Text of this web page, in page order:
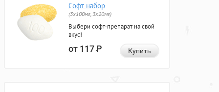
Софт набор
(3x100мг, 3x20мг)
Выбери софт-препарат на свой
вкус!
от 117Р Купить